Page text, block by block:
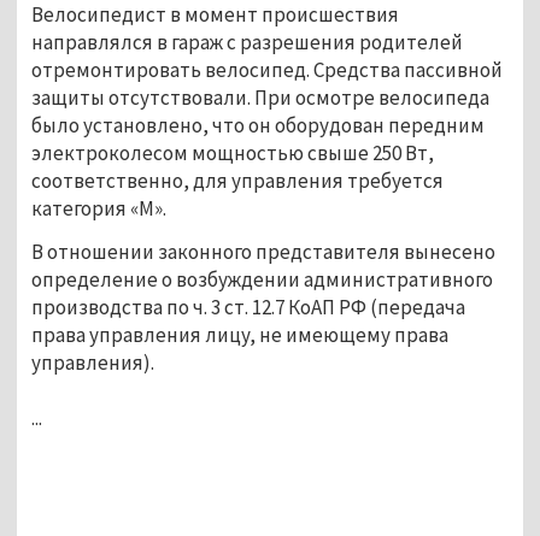
Велосипедист в момент происшествия
направлялся в гараж с разрешения родителей
отремонтировать велосипед. Средства пассивной
защиты отсутствовали. При осмотре велосипеда
было установлено, что он оборудован передним
электроколесом мощностью свыше 250 Вт,
соответственно, для управления требуется
категория «М».
В отношении законного представителя вынесено
определение о возбуждении административного
производства по ч. 3 ст. 12.7 КоАП РФ (передача
права управления лицу, не имеющему права
управления).
...